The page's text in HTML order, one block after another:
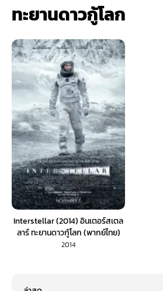
ทะยานดาวกู้โลก
Interstellar (2014) อินเตอร์สเตล
ลาร์ ทะยานดาวกู้โลก (พากย์ไทย)
2014